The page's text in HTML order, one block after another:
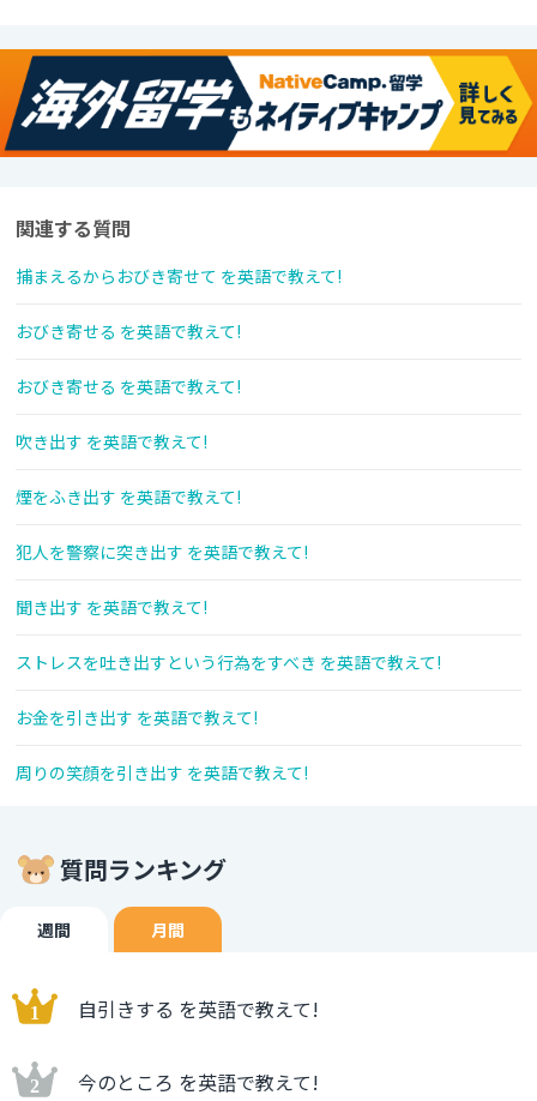
関連する質問
捕まえるからおびき寄せて を英語で教えて!
おびき寄せる を英語で教えて!
おびき寄せる を英語で教えて!
吹き出す を英語で教えて!
煙をふき出す を英語で教えて!
犯人を警察に突き出す を英語で教えて!
聞き出す を英語で教えて!
ストレスを吐き出すという行為をすべき を英語で教えて!
お金を引き出す を英語で教えて!
周りの笑顔を引き出す を英語で教えて!
質問ランキング
週間 月間
自引きする を英語で教えて!
今のところ を英語で教えて!